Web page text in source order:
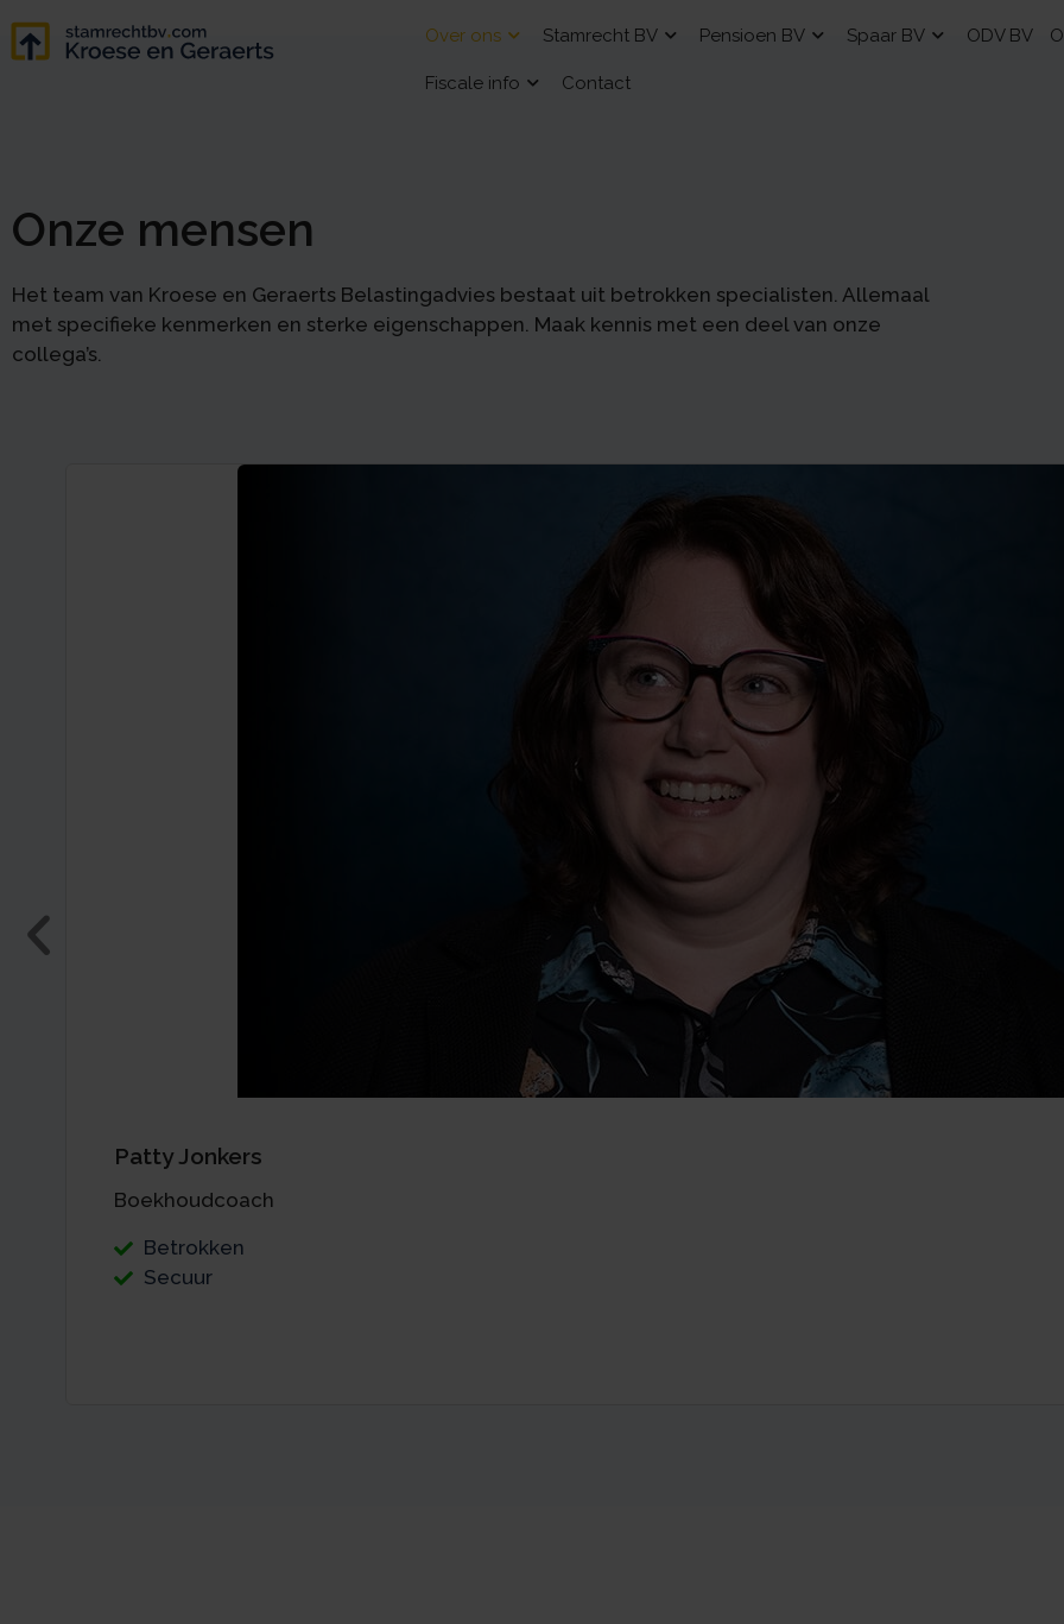
Over ons Stamrecht BV Pensioen BV Spaar BV ODV BV
Fiscale info Contact
Onze mensen
Het team van Kroese en Geraerts Belastingadvies bestaat uit betrokken specialisten. Allemaal
met specifieke kenmerken en sterke eigenschappen. Maak kennis met een deel van onze
collega’s.
Patty Jonkers
Boekhoudcoach
Betrokken
Secuur